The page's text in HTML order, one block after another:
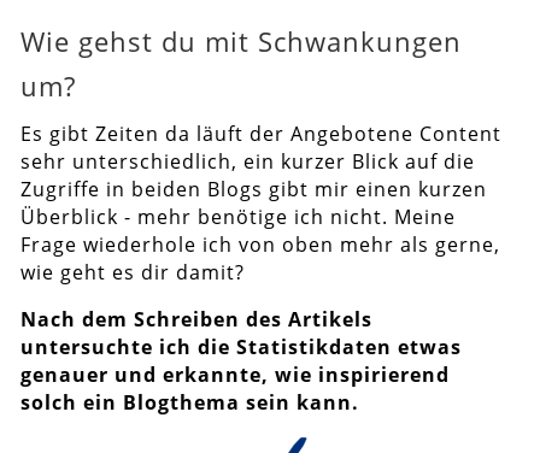
Wie gehst du mit Schwankungen
um?
Es gibt Zeiten da läuft der Angebotene Content
sehr unterschiedlich, ein kurzer Blick auf die
Zugriffe in beiden Blogs gibt mir einen kurzen
Überblick - mehr benötige ich nicht. Meine
Frage wiederhole ich von oben mehr als gerne,
wie geht es dir damit?
Nach dem Schreiben des Artikels
untersuchte ich die Statistikdaten etwas
genauer und erkannte, wie inspirierend
solch ein Blogthema sein kann.